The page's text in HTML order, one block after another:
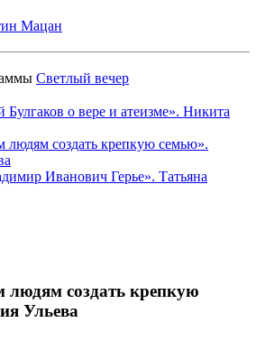
Мацан
Светлый вечер
Булгаков о вере и атеизме». Никита
людям создать крепкую семью».
Иванович Герье». Татьяна
создать крепкую
Ульева